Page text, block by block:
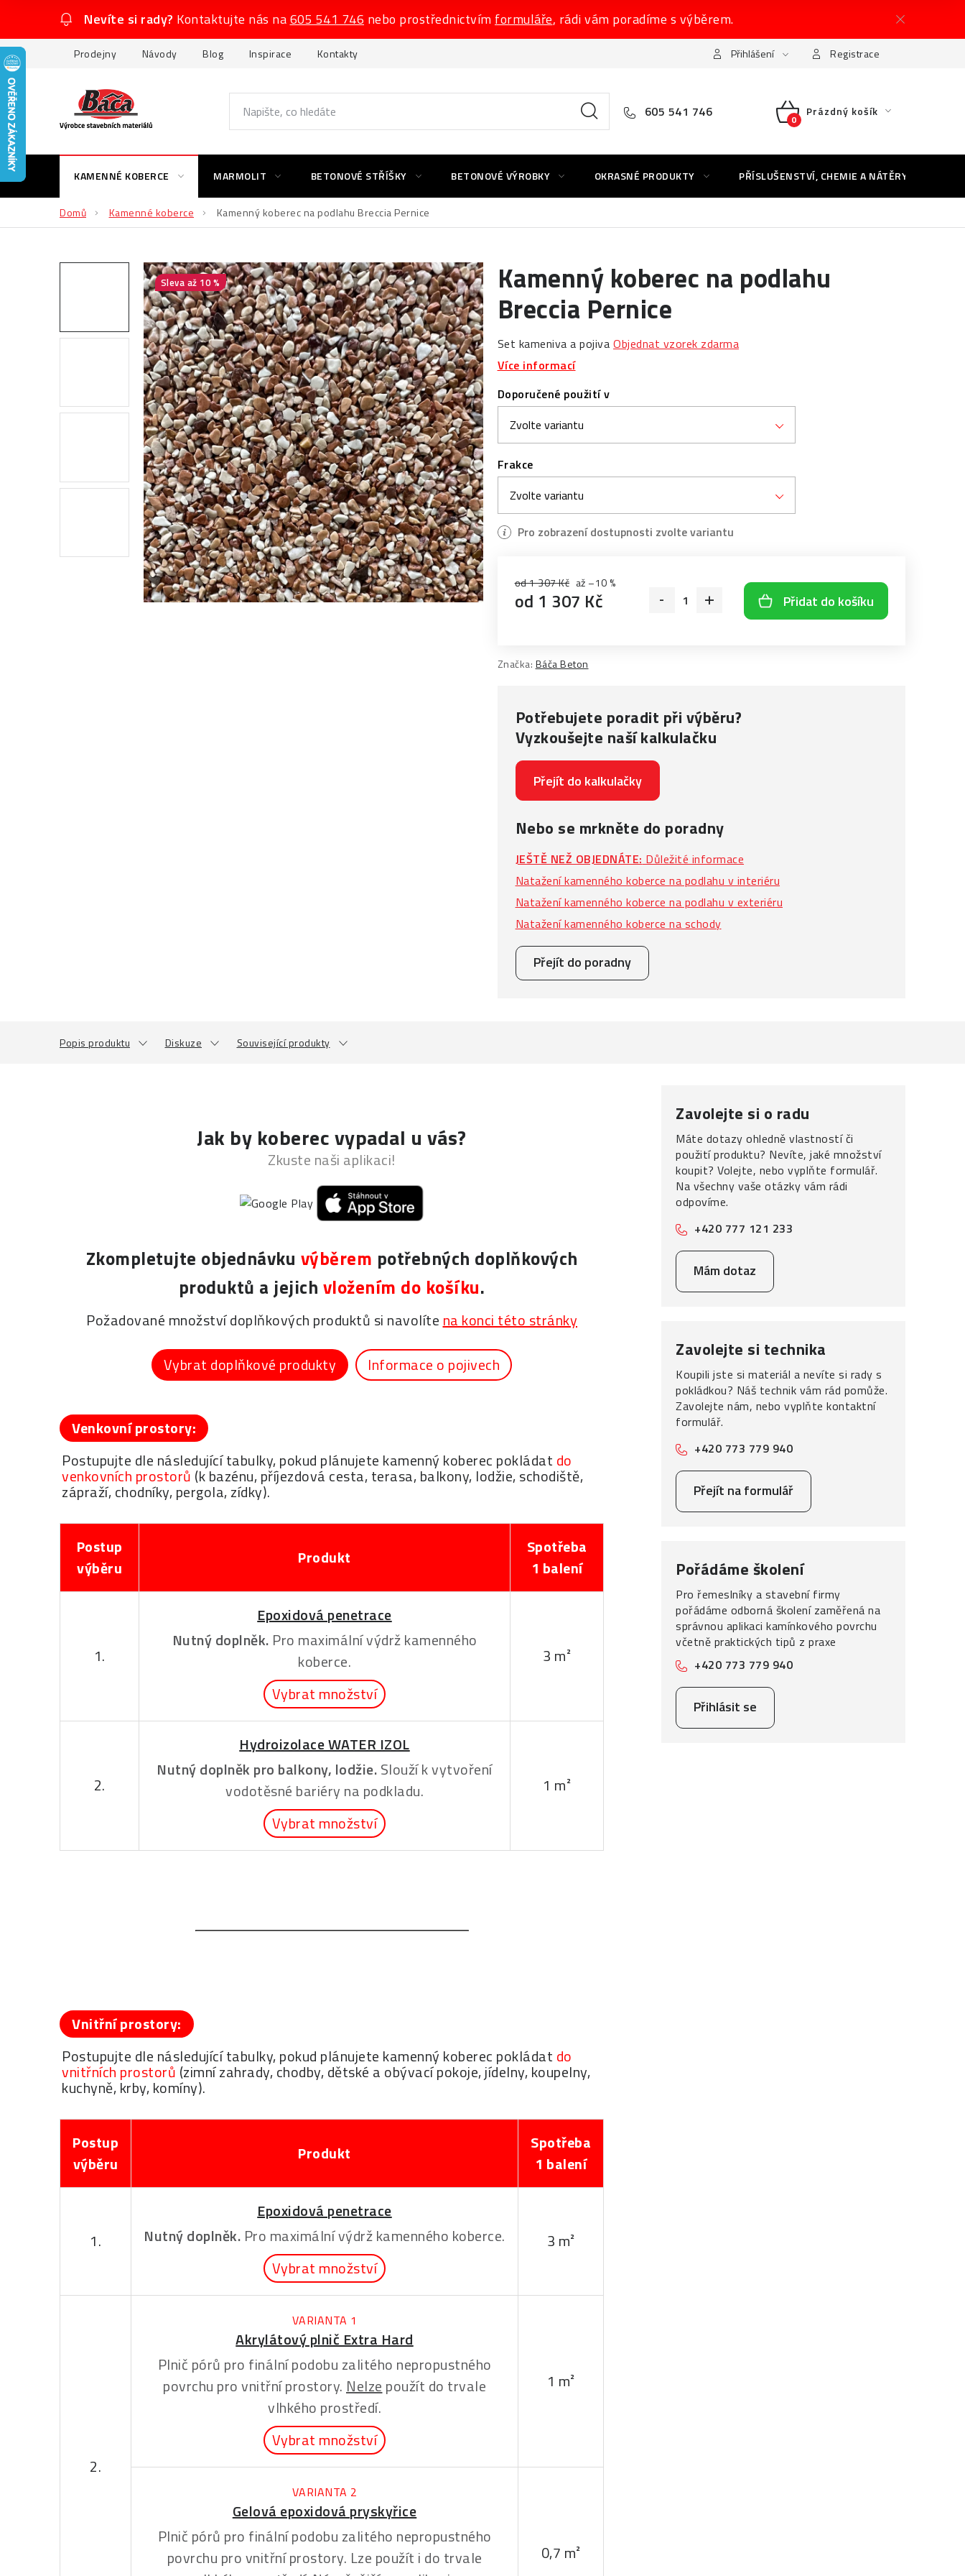
obsah
Nevíte si rady? Kontaktujte nás na605 541 746 nebo prostřednictvím formuláře, rádi vám poradíme s výběrem.
Prodejny Návody Blog Inspirace Kontakty Přihlášení Registrace
605 541 746
NÁKUPNÍ
Prázdný košík
KAMENNÉ KOBERCE MARMOLIT BETONOVÉ STŘÍŠKY BETONOVÉ VÝROBKY OKRASNÉ PRODUKTY PŘÍSLUŠENSTVÍ, CHEMIE A NÁTĚRY
Domů Kamenné koberce Kamenný koberec na podlahu Breccia Pernice
Kamenný koberec na podlahu
Breccia Pernice
Set kameniva a pojiva Objednat vzorek zdarma
Více informací
Doporučené použití v
Frakce
od 1 307 Kč až –10 %
od 1 307 Kč Přidat do košíku
Značka: Báča Beton
Potřebujete poradit při výběru?
Vyzkoušejte naší kalkulačku
Přejít do kalkulačky
Nebo se mrkněte do poradny
JEŠTĚ NEŽ OBJEDNÁTE: Důležité informace
Natažení kamenného koberce na podlahu v interiéru
Natažení kamenného koberce na podlahu v exteriéru
Natažení kamenného koberce na schody
Přejít do poradny
až 10 %
Popis produktu Diskuze Související produkty
Jak by koberec vypadal u vás?
Zkuste naši aplikaci!
Zkompletujte objednávku výběrem potřebných doplňkových
produktů a jejich vložením do košíku.
Požadované množství doplňkových produktů si navolíte na konci této stránky
Vybrat doplňkové produkty
Informace o pojivech
Venkovní prostory:
Postupujte dle následující tabulky, pokud plánujete kamenný koberec pokládat do
venkovních prostorů (k bazénu, příjezdová cesta, terasa, balkony, lodžie, schodiště,
zápraží, chodníky, pergola, zídky).
Postup
výběru
Produkt
Spotřeba
1 balení
1.
Epoxidová penetrace
Nutný doplněk. Pro maximální výdrž kamenného
koberce.
Vybrat množství
3 m²
2.
Hydroizolace WATER IZOL
Nutný doplněk pro balkony, lodžie.Slouží k vytvoření
vodotěsné bariéry na podkladu.
Vybrat množství
1 m²
Vnitřní prostory:
Postupujte dle následující tabulky, pokud plánujete kamenný koberec pokládat do
vnitřních prostorů (zimní zahrady, chodby, dětské a obývací pokoje, jídelny, koupelny,
kuchyně, krby, komíny).
Postup
výběru
Produkt
Spotřeba
1 balení
1.
Epoxidová penetrace
Nutný doplněk. Pro maximální výdrž kamenného koberce.
Vybrat množství
3 m²
2.
VARIANTA 1
Akrylátový plnič Extra Hard
Plnič pórů pro finální podobu zalitého nepropustného
povrchu pro vnitřní prostory. Nelze použít do trvale
vlhkého prostředí.
Vybrat množství
1 m²
VARIANTA 2
Gelová epoxidová pryskyřice
Plnič pórů pro finální podobu zalitého nepropustného
povrchu pro vnitřní prostory. Lze použít i do trvale
0,7 m²
Zavolejte si o radu
Máte dotazy ohledně vlastností či
použití produktu? Nevíte, jaké množství
koupit? Volejte, nebo vyplňte formulář.
Na všechny vaše otázky vám rádi
odpovíme.
+420 777 121 233
Mám dotaz
Zavolejte si technika
Koupili jste si materiál a nevíte si rady s
pokládkou? Náš technik vám rád pomůže.
Zavolejte nám, nebo vyplňte kontaktní
formulář.
+420 773 779 940
Přejít na formulář
Pořádáme školení
Pro řemeslníky a stavební firmy
pořádáme odborná školení zaměřená na
správnou aplikaci kamínkového povrchu
včetně praktických tipů z praxe
+420 773 779 940
Přihlásit se